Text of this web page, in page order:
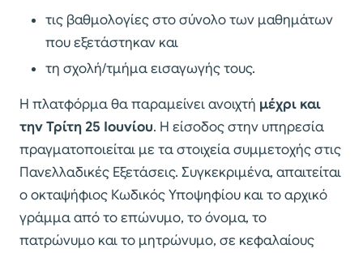
τις βαθμολογίες στο σύνολο των μαθημάτων
που εξετάστηκαν και
τη σχολή/τμήμα εισαγωγής τους.
Η πλατφόρμα θα παραμείνει ανοιχτή μέχρι και
την Τρίτη 25 Ιουνίου. Η είσοδος στην υπηρεσία
πραγματοποιείται με τα στοιχεία συμμετοχής στις
Πανελλαδικές Εξετάσεις. Συγκεκριμένα, απαιτείται
ο οκταψήφιος Κωδικός Υποψηφίου και το αρχικό
γράμμα από το επώνυμο, το όνομα, το
πατρώνυμο και το μητρώνυμο, σε κεφαλαίους